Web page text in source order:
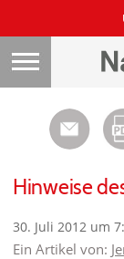
Hinweise
30. Juli 2012 um
Ein Artikel von: